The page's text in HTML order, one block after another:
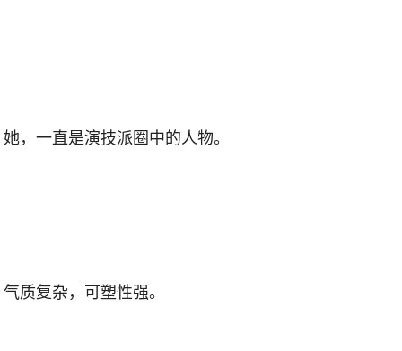
她，一直是演技派圈中的人物。
气质复杂，可塑性强。